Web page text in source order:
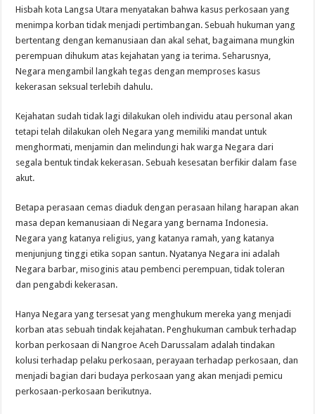
Hisbah kota Langsa Utara menyatakan bahwa kasus perkosaan yang
menimpa korban tidak menjadi pertimbangan. Sebuah hukuman yang
bertentang dengan kemanusiaan dan akal sehat, bagaimana mungkin
perempuan dihukum atas kejahatan yang ia terima. Seharusnya,
Negara mengambil langkah tegas dengan memproses kasus
kekerasan seksual terlebih dahulu.
Kejahatan sudah tidak lagi dilakukan oleh individu atau personal akan
tetapi telah dilakukan oleh Negara yang memiliki mandat untuk
menghormati, menjamin dan melindungi hak warga Negara dari
segala bentuk tindak kekerasan. Sebuah kesesatan berfikir dalam fase
akut.
Betapa perasaan cemas diaduk dengan perasaan hilang harapan akan
masa depan kemanusiaan di Negara yang bernama Indonesia.
Negara yang katanya religius, yang katanya ramah, yang katanya
menjunjung tinggi etika sopan santun. Nyatanya Negara ini adalah
Negara barbar, misoginis atau pembenci perempuan, tidak toleran
dan pengabdi kekerasan.
Hanya Negara yang tersesat yang menghukum mereka yang menjadi
korban atas sebuah tindak kejahatan. Penghukuman cambuk terhadap
korban perkosaan di Nangroe Aceh Darussalam adalah tindakan
kolusi terhadap pelaku perkosaan, perayaan terhadap perkosaan, dan
menjadi bagian dari budaya perkosaan yang akan menjadi pemicu
perkosaan-perkosaan berikutnya.